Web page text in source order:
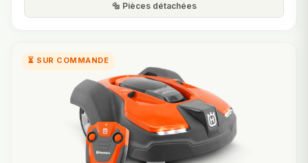
🔩 Pièces détachées
⏳ SUR COMMANDE